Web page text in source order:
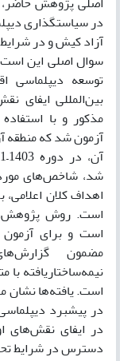
در سیاستگذاری
آزاد کیش و در
سوال اصلی این
توسعه دیپلماسی
بین‌المللی
مذکور و با
آزمون شد که منطقه
شد، شاخص‌های مورد
اهداف کلان
است. روش پژوهش،
است و برای
مضمون
نیمه‌ساختاریافته
است. یافته‌ها
در پیشبرد
در ایفای نقش‌های
دسترس در شرایط